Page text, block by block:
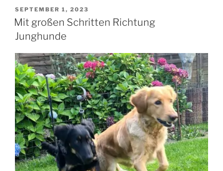
den
Invictus
Games“
VERÖFFENTLICHT
AM
SEPTEMBER 1, 2023
Mit großen Schritten Richtung
Junghunde